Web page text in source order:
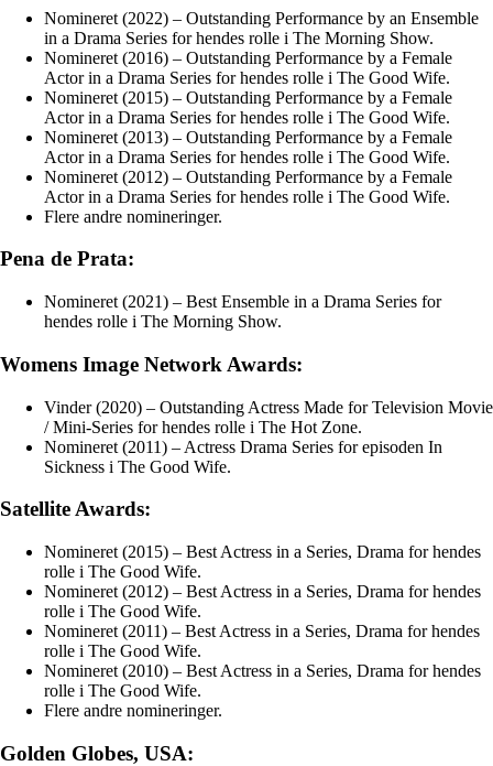
Nomineret (2022) – Outstanding Performance by an Ensemble
in a Drama Series for hendes rolle i The Morning Show.
Nomineret (2016) – Outstanding Performance by a Female
Actor in a Drama Series for hendes rolle i The Good Wife.
Nomineret (2015) – Outstanding Performance by a Female
Actor in a Drama Series for hendes rolle i The Good Wife.
Nomineret (2013) – Outstanding Performance by a Female
Actor in a Drama Series for hendes rolle i The Good Wife.
Nomineret (2012) – Outstanding Performance by a Female
Actor in a Drama Series for hendes rolle i The Good Wife.
Flere andre nomineringer.
Pena de Prata:
Nomineret (2021) – Best Ensemble in a Drama Series for
hendes rolle i The Morning Show.
Womens Image Network Awards:
Vinder (2020) – Outstanding Actress Made for Television Movie
/ Mini-Series for hendes rolle i The Hot Zone.
Nomineret (2011) – Actress Drama Series for episoden In
Sickness i The Good Wife.
Satellite Awards:
Nomineret (2015) – Best Actress in a Series, Drama for hendes
rolle i The Good Wife.
Nomineret (2012) – Best Actress in a Series, Drama for hendes
rolle i The Good Wife.
Nomineret (2011) – Best Actress in a Series, Drama for hendes
rolle i The Good Wife.
Nomineret (2010) – Best Actress in a Series, Drama for hendes
rolle i The Good Wife.
Flere andre nomineringer.
Golden Globes, USA: